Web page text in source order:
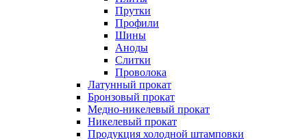
Прутки
Профили
Шины
Аноды
Слитки
Проволока
Латунный прокат
Бронзовый прокат
Медно-никелевый прокат
Никелевый прокат
Продукция холодной штамповки